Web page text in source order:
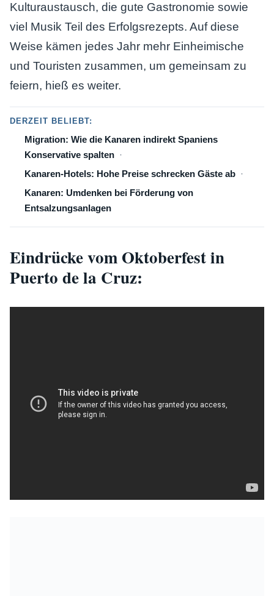
Kulturaustausch, die gute Gastronomie sowie
viel Musik Teil des Erfolgsrezepts. Auf diese
Weise kämen jedes Jahr mehr Einheimische
und Touristen zusammen, um gemeinsam zu
feiern, hieß es weiter.
DERZEIT BELIEBT:
Migration: Wie die Kanaren indirekt Spaniens
Konservative spalten
Kanaren-Hotels: Hohe Preise schrecken Gäste ab
Kanaren: Umdenken bei Förderung von
Entsalzungsanlagen
Eindrücke vom Oktoberfest in
Puerto de la Cruz: